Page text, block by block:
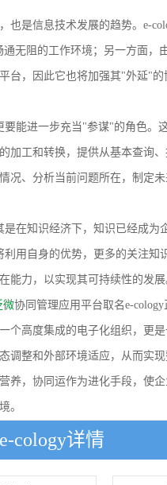
也是信息技术发展的趋势。e-
无阻的工作环境；另一方面，
台，因此它也将加强其"外延"
能进一步充当"参谋"的角色。
加工和转换，提供从基本查询
况、分析当前问题所在，制定
在知识经济下，知识已经成为
用自身的优势，更多的关注知
能力，以实现其可持续性的发展
微协同管理应用平台取名e-
个高度集成的电子化组织，更
调整和外部环境适应，从而实
养，协同运作为进化手段，使
。
cology详情